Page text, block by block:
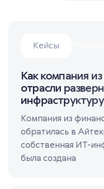
Кейсы
Как компания
отрасли
Компания из
обратилась в
собственная ИТ-
была создана